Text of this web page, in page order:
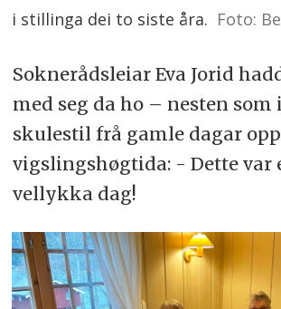
i stillinga dei to siste åra. Foto:
Soknerådsleiar Eva Jorid
med seg da ho – nesten som
skulestil frå gamle dagar
vigslingshøgtida: - Dette var
vellykka dag!